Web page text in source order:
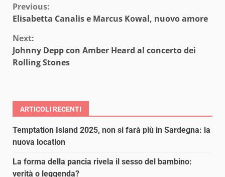
Continue
Previous:
Elisabetta Canalis e Marcus Kowal, nuovo amore
Next:
Johnny Depp con Amber Heard al concerto dei
Rolling Stones
ARTICOLI RECENTI
Temptation Island 2025, non si farà più in Sardegna: la
nuova location
La forma della pancia rivela il sesso del bambino:
verità o leggenda?